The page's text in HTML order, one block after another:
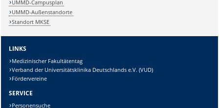
UMMD-Campusplan
UMMD-Außenstandorte
Standort MKSE
LINKS
Medizinischer Fakultätentag
Verband der Universitätsklinika Deutschlands e.V. (VUD)
Fördervereine
SERVICE
Personensuche